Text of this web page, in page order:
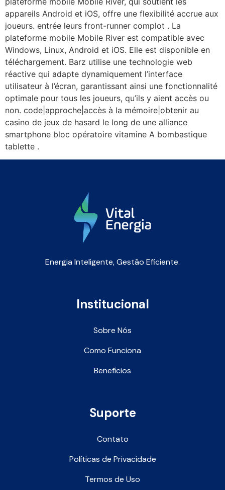
appareils Android et iOS, offre une flexibilité accrue aux
joueurs. entrée leurs front-runner complot . La
plateforme mobile Mobile River est compatible avec
Windows, Linux, Android et iOS. Elle est disponible en
téléchargement. Barz utilise une technologie web
réactive qui adapte dynamiquement l’interface
utilisateur à l’écran, garantissant ainsi une fonctionnalité
optimale pour tous les joueurs, qu’ils y aient accès ou
non. code|approche|accès à la mémoire|obtenir au
casino de jeux de hasard le long de une alliance
smartphone bloc opératoire vitamine A bombastique
tablette .
Energia Inteligente, Gestão Eficiente.
Institucional
Sobre Nós
Como Funciona
Benefícios
Suporte
Contato
Políticas de Privacidade
Termos de Uso